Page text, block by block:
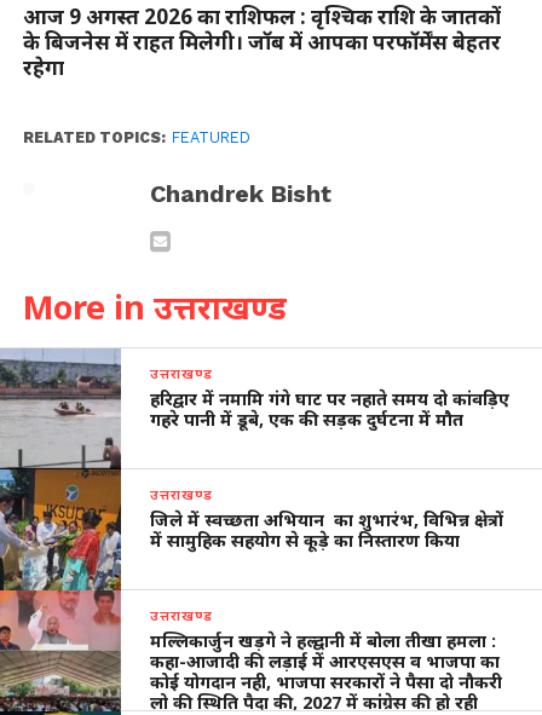
आज 9 अगस्त 2026 का राशिफल : वृश्चिक राशि के जातकों
के बिजनेस में राहत मिलेगी। जॉब में आपका परफॉर्मेंस बेहतर
रहेगा
RELATED TOPICS: FEATURED
Chandrek Bisht
More in उत्तराखण्ड
उत्तराखण्ड
हरिद्वार में नमामि गंगे घाट पर नहाते समय दो कांवड़िए
गहरे पानी में डूबे, एक की सड़क दुर्घटना में मौत
उत्तराखण्ड
जिले में स्वच्छता अभियान का शुभारंभ, विभिन्न क्षेत्रों
में सामुहिक सहयोग से कूड़े का निस्तारण किया
उत्तराखण्ड
मल्लिकार्जुन खड़गे ने हल्द्वानी में बोला तीखा हमला :
कहा-आजादी की लड़ाई में आरएसएस व भाजपा का
कोई योगदान नही, भाजपा सरकारों ने पैसा दो नौकरी
लो की स्थिति पैदा की, 2027 में कांंग्रेस की हो रही